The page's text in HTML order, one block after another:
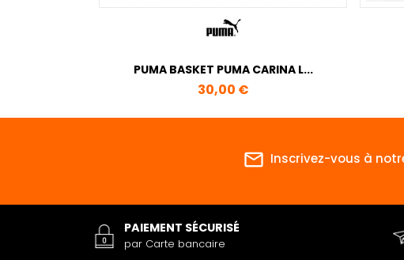
PUMA BASKET PUMA CARINA L...
Prix
30,00 €
mail_outline Inscrivez-vous à
PAIEMENT SÉCURISÉ
par Carte bancaire